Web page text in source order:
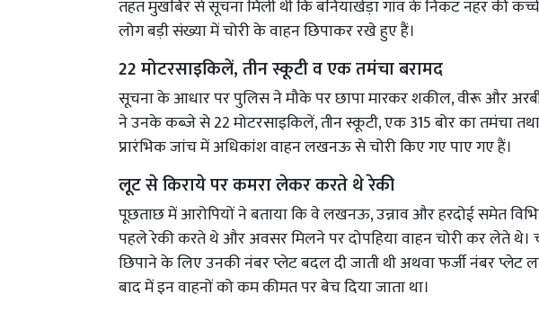
तहत मुखबिर से सूचना मिली थी कि बनियाखेड़ा गांव के निकट नहर की
लोग बड़ी संख्या में चोरी के वाहन छिपाकर रखे हुए हैं।
22 मोटरसाइकिलें, तीन स्कूटी व एक तमंचा बरामद
सूचना के आधार पर पुलिस ने मौके पर छापा मारकर शकील, वीरू और
ने उनके कब्जे से 22 मोटरसाइकिलें, तीन स्कूटी, एक 315 बोर का तमंचा
प्रारंभिक जांच में अधिकांश वाहन लखनऊ से चोरी किए गए पाए गए हैं।
लूट से किराये पर कमरा लेकर करते थे रेकी
पूछताछ में आरोपियों ने बताया कि वे लखनऊ, उन्नाव और हरदोई समेत
पहले रेकी करते थे और अवसर मिलने पर दोपहिया वाहन चोरी कर लेते थे।
छिपाने के लिए उनकी नंबर प्लेट बदल दी जाती थी अथवा फर्जी नंबर प्लेट
बाद में इन वाहनों को कम कीमत पर बेच दिया जाता था।